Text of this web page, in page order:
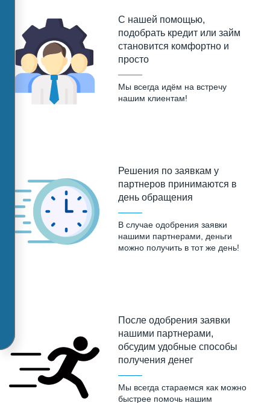
С нашей помощью,
подобрать кредит или займ
становится комфортно и
просто
Мы всегда идём на встречу
нашим клиентам!
Решения по заявкам у
партнеров принимаются в
день обращения
В случае одобрения заявки
нашими партнерами, деньги
можно получить в тот же день!
После одобрения заявки
нашими партнерами,
обсудим удобные способы
получения денег
Мы всегда стараемся как можно
быстрее помочь нашим